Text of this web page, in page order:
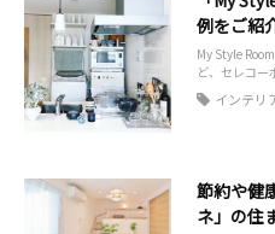
例をご紹
My Style
ど、セレコ
インテリ
節約や健
ネ」の住